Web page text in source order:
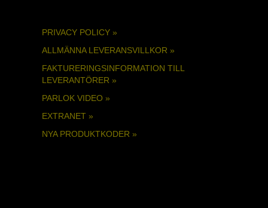
PRIVACY POLICY »
ALLMÄNNA LEVERANSVILLKOR »
FAKTURERINGSINFORMATION TILL
LEVERANTÖRER »
PARLOK VIDEO »
EXTRANET »
NYA PRODUKTKODER »